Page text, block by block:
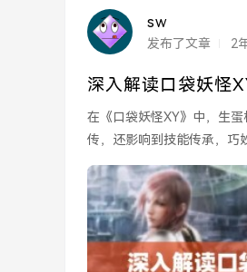
sw
发布了文章 2
深入解读口袋妖怪
在《口袋妖怪XY》中，生
传，还影响到技能传承，巧
讨，并解析在实际...